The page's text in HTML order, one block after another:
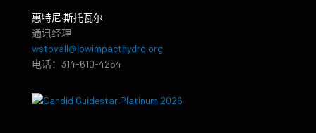
惠特尼·斯托瓦尔
通讯经理
wstovall@lowimpacthydro.org
电话：314-610-4254